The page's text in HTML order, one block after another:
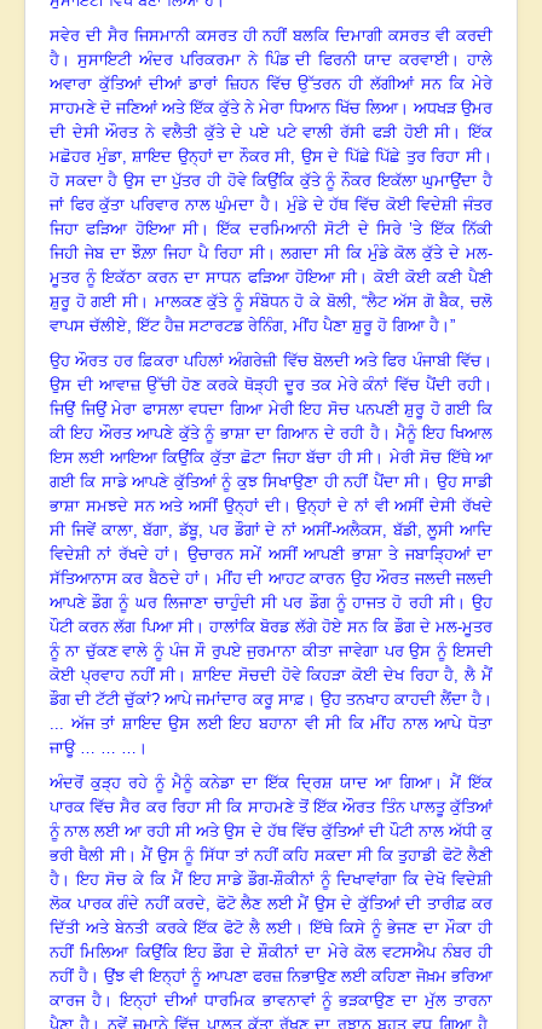
ਸਵੇਰ ਦੀ ਸੈਰ ਜਿਸਮਾਨੀ ਕਸਰਤ ਹੀ ਨਹੀਂ ਬਲਕਿ ਦਿਮਾਗੀ ਕਸਰਤ ਵੀ ਕਰਦੀ
ਹੈ । ਸੁਸਾਇਟੀ ਅੰਦਰ ਪਰਿਕਰਮਾ ਨੇ ਪਿੰਡ ਦੀ ਫਿਰਨੀ ਯਾਦ ਕਰਵਾਈ।ਹਾਲੇ
ਅਵਾਰਾ ਕੁੱਤਿਆਂ ਦੀਆਂ ਡਾਰਾਂ ਜ਼ਿਹਨ ਵਿੱਚ ਉੱਤਰਨ ਹੀ ਲੱਗੀਆਂ ਸਨ ਕਿ ਮੇਰੇ
ਸਾਹਮਣੇ ਦੋ ਜਣਿਆਂ ਅਤੇ ਇੱਕ ਕੁੱਤੇ ਨੇ ਮੇਰਾ ਧਿਆਨ ਖਿੱਚ ਲਿਆ। ਅਧਖੜ ਉਮਰ
ਦੀ ਦੇਸੀ ਔਰਤ ਨੇ ਵਲੈਤੀ ਕੁੱਤੇ ਦੇ ਪਏ ਪਟੇ ਵਾਲੀ ਰੱਸੀ ਫੜੀ ਹੋਈ ਸੀ। ਇੱਕ
ਮਛੋਹਰ ਮੁੰਡਾ,ਸ਼ਾਇਦ ਉਨ੍ਹਾਂ ਦਾ ਨੌਕਰ ਸੀ, ਉਸ ਦੇ ਪਿੱਛੇ ਪਿੱਛੇ ਤੁਰ ਰਿਹਾ ਸੀ।
ਹੋ ਸਕਦਾ ਹੈ ਉਸ ਦਾ ਪੁੱਤਰ ਹੀ ਹੋਵੇ ਕਿਉਂਕਿ ਕੁੱਤੇ ਨੂੰ ਨੌਕਰ ਇਕੱਲਾ ਘੁਮਾਉਂਦਾ ਹੈ
ਜਾਂ ਫਿਰ ਕੁੱਤਾ ਪਰਿਵਾਰ ਨਾਲ ਘੁੰਮਦਾ ਹੈ । ਮੁੰਡੇ ਦੇ ਹੱਥ ਵਿੱਚ ਕੋਈ ਵਿਦੇਸ਼ੀ ਜੰਤਰ
ਜਿਹਾ ਫੜਿਆ ਹੋਇਆ ਸੀ। ਇੱਕ ਦਰਮਿਆਨੀ ਸੋਟੀ ਦੇ ਸਿਰੇ ’ਤੇ ਇੱਕ ਨਿੱਕੀ
ਜਿਹੀ ਜੇਬ ਦਾ ਝੌਲ਼ਾ ਜਿਹਾ ਪੈ ਰਿਹਾ ਸੀ।ਲਗਦਾ ਸੀ ਕਿ ਮੁੰਡੇ ਕੋਲ ਕੁੱਤੇ ਦੇ ਮਲ-
ਮੂਤਰ ਨੂੰ ਇਕੱਠਾ ਕਰਨ ਦਾ ਸਾਧਨ ਫੜਿਆ ਹੋਇਆ ਸੀ। ਕੋਈ ਕੋਈ ਕਣੀ ਪੈਣੀ
ਸ਼ੁਰੂ ਹੋ ਗਈ ਸੀ। ਮਾਲਕਣ ਕੁੱਤੇ ਨੂੰ ਸੰਬੋਧਨ ਹੋ ਕੇ ਬੋਲੀ, “ਲੈਟ ਅੱਸ ਗੋ ਬੈਕ,ਚਲੋ
ਵਾਪਸ ਚੱਲੀਏ, ਇੱਟ ਹੈਜ਼ ਸਟਾਰਟਡ ਰੇਨਿੰਗ, ਮੀਂਹ ਪੈਣਾ ਸ਼ੁਰੂ ਹੋ ਗਿਆ ਹੈ । ”
ਉਹ ਔਰਤ ਹਰ ਫ਼ਿਕਰਾ ਪਹਿਲਾਂ ਅੰਗਰੇਜ਼ੀ ਵਿੱਚ ਬੋਲਦੀ ਅਤੇ ਫਿਰ ਪੰਜਾਬੀ ਵਿੱਚ ।
ਉਸ ਦੀ ਆਵਾਜ਼ ਉੱਚੀ ਹੋਣ ਕਰਕੇ ਥੋੜ੍ਹੀ ਦੂਰ ਤਕ ਮੇਰੇ ਕੰਨਾਂ ਵਿੱਚ ਪੈਂਦੀ ਰਹੀ।
ਜਿਉਂ ਜਿਉਂ ਮੇਰਾ ਫਾਸਲਾ ਵਧਦਾ ਗਿਆ ਮੇਰੀ ਇਹ ਸੋਚ ਪਨਪਣੀ ਸ਼ੁਰੂ ਹੋ ਗਈ ਕਿ
ਕੀ ਇਹ ਔਰਤ ਆਪਣੇ ਕੁੱਤੇ ਨੂੰ ਭਾਸ਼ਾ ਦਾ ਗਿਆਨ ਦੇ ਰਹੀ ਹੈ। ਮੈਨੂੰ ਇਹ ਖਿਆਲ
ਇਸ ਲਈ ਆਇਆ ਕਿਉਂਕਿ ਕੁੱਤਾ ਛੋਟਾ ਜਿਹਾ ਬੱਚਾ ਹੀ ਸੀ। ਮੇਰੀ ਸੋਚ ਇੱਥੇ ਆ
ਗਈ ਕਿ ਸਾਡੇ ਆਪਣੇ ਕੁੱਤਿਆਂ ਨੂੰ ਕੁਝ ਸਿਖਾਉਣਾ ਹੀ ਨਹੀਂ ਪੈਂਦਾ ਸੀ। ਉਹ ਸਾਡੀ
ਭਾਸ਼ਾ ਸਮਝਦੇ ਸਨ ਅਤੇ ਅਸੀਂ ਉਨ੍ਹਾਂ ਦੀ।ਉਨ੍ਹਾਂ ਦੇ ਨਾਂ ਵੀ ਅਸੀਂ ਦੇਸੀ ਰੱਖਦੇ
ਸੀ ਜਿਵੇਂ ਕਾਲਾ,ਬੱਗਾ, ਡੱਬੂ, ਪਰ ਡੌਗਾਂ ਦੇ ਨਾਂ ਅਸੀਂ-ਅਲੈਕਸ, ਬੱਡੀ,ਲੂਸੀ ਆਦਿ
ਵਿਦੇਸ਼ੀ ਨਾਂ ਰੱਖਦੇ ਹਾਂ । ਉਚਾਰਨ ਸਮੇਂ ਅਸੀਂ ਆਪਣੀ ਭਾਸ਼ਾ ਤੇ ਜਬਾੜ੍ਹਿਆਂ ਦਾ
ਸੱਤਿਆਨਾਸ ਕਰ ਬੈਠਦੇ ਹਾਂ । ਮੀਂਹ ਦੀ ਆਹਟ ਕਾਰਨ ਉਹ ਔਰਤ ਜਲਦੀ ਜਲਦੀ
ਆਪਣੇ ਡੌਗ ਨੂੰ ਘਰ ਲਿਜਾਣਾ ਚਾਹੁੰਦੀ ਸੀ ਪਰ ਡੌਗ ਨੂੰ ਹਾਜਤ ਹੋ ਰਹੀ ਸੀ।ਉਹ
ਪੌਟੀ ਕਰਨ ਲੱਗ ਪਿਆ ਸੀ। ਹਾਲਾਂਕਿ ਬੋਰਡ ਲੱਗੇ ਹੋਏ ਸਨ ਕਿ ਡੌਗ ਦੇ ਮਲ-ਮੂਤਰ
ਨੂੰ ਨਾ ਚੁੱਕਣ ਵਾਲੇ ਨੂੰ ਪੰਜ ਸੌ ਰੁਪਏ ਜੁਰਮਾਨਾ ਕੀਤਾ ਜਾਵੇਗਾ ਪਰ ਉਸ ਨੂੰ ਇਸਦੀ
ਕੋਈ ਪ੍ਰਵਾਹ ਨਹੀਂ ਸੀ।ਸ਼ਾਇਦ ਸੋਚਦੀ ਹੋਵੇ ਕਿਹੜਾ ਕੋਈ ਦੇਖ ਰਿਹਾ ਹੈ,ਲੈ ਮੈਂ
ਡੌਗ ਦੀ ਟੱਟੀ ਚੁੱਕਾਂ?ਆਪੇ ਜਮਾਂਦਾਰ ਕਰੂ ਸਾਫ਼। ਉਹ ਤਨਖਾਹ ਕਾਹਦੀ ਲੈਂਦਾ ਹੈ ।
... ਅੱਜ ਤਾਂ ਸ਼ਾਇਦ ਉਸ ਲਈ ਇਹ ਬਹਾਨਾ ਵੀ ਸੀ ਕਿ ਮੀਂਹ ਨਾਲ ਆਪੇ ਧੋਤਾ
ਜਾਊ … … … ।
ਅੰਦਰੋਂ ਕੁੜ੍ਹ ਰਹੇ ਨੂੰ ਮੈਨੂੰ ਕਨੇਡਾ ਦਾ ਇੱਕ ਦ੍ਰਿਸ਼ ਯਾਦ ਆ ਗਿਆ। ਮੈਂ ਇੱਕ
ਪਾਰਕ ਵਿੱਚ ਸੈਰ ਕਰ ਰਿਹਾ ਸੀ ਕਿ ਸਾਹਮਣੇ ਤੋਂ ਇੱਕ ਔਰਤ ਤਿੰਨ ਪਾਲਤੂ ਕੁੱਤਿਆਂ
ਨੂੰ ਨਾਲ ਲਈ ਆ ਰਹੀ ਸੀ ਅਤੇ ਉਸ ਦੇ ਹੱਥ ਵਿੱਚ ਕੁੱਤਿਆਂ ਦੀ ਪੌਟੀ ਨਾਲ ਅੱਧੀ ਕੁ
ਭਰੀ ਥੈਲੀ ਸੀ। ਮੈਂ ਉਸ ਨੂੰ ਸਿੱਧਾ ਤਾਂ ਨਹੀਂ ਕਹਿ ਸਕਦਾ ਸੀ ਕਿ ਤੁਹਾਡੀ ਫੋਟੋ ਲੈਣੀ
ਹੈ ।ਇਹ ਸੋਚ ਕੇ ਕਿ ਮੈਂ ਇਹ ਸਾਡੇ ਡੌਗ-ਸ਼ੌਕੀਨਾਂ ਨੂੰ ਦਿਖਾਵਾਂਗਾ ਕਿ ਦੇਖੋ ਵਿਦੇਸ਼ੀ
ਲੋਕ ਪਾਰਕ ਗੰਦੇ ਨਹੀਂ ਕਰਦੇ, ਫੋਟੋ ਲੈਣ ਲਈ ਮੈਂ ਉਸ ਦੇ ਕੁੱਤਿਆਂ ਦੀ ਤਾਰੀਫ਼ ਕਰ
ਦਿੱਤੀ ਅਤੇ ਬੇਨਤੀ ਕਰਕੇ ਇੱਕ ਫੋਟੋ ਲੈ ਲਈ। ਇੱਥੇ ਕਿਸੇ ਨੂੰ ਭੇਜਣ ਦਾ ਮੌਕਾ ਹੀ
ਨਹੀਂ ਮਿਲਿਆ ਕਿਉਂਕਿ ਇਹ ਡੌਗ ਦੇ ਸ਼ੌਕੀਨਾਂ ਦਾ ਮੇਰੇ ਕੋਲ ਵਟਸਐਪ ਨੰਬਰ ਹੀ
ਨਹੀਂ ਹੈ ।ਉਂਝ ਵੀ ਇਨ੍ਹਾਂ ਨੂੰ ਆਪਣਾ ਫਰਜ਼ ਨਿਭਾਉਣ ਲਈ ਕਹਿਣਾ ਜੋਖ਼ਮ ਭਰਿਆ
ਕਾਰਜ ਹੈ।ਇਨ੍ਹਾਂ ਦੀਆਂ ਧਾਰਮਿਕ ਭਾਵਨਾਵਾਂ ਨੂੰ ਭੜਕਾਉਣ ਦਾ ਮੁੱਲ ਤਾਰਨਾ
ਪੈਣਾ ਹੈ । ਨਵੇਂ ਜ਼ਮਾਨੇ ਵਿੱਚ ਪਾਲਤੂ ਕੁੱਤਾ ਰੱਖਣ ਦਾ ਰੁਝਾਨ ਬਹੁਤ ਵਧ ਗਿਆ ਹੈ,